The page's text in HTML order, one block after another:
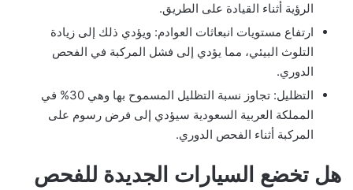
الرؤية أثناء القيادة على الطريق.
ارتفاع مستويات انبعاثات العوادم: ويؤدي ذلك إلى زيادة
التلوث البيئي، مما يؤدي إلى فشل المركبة في الفحص
الدوري.
التظليل: تجاوز نسبة التظليل المسموح بها وهي 30% في
المملكة العربية السعودية سيؤدي إلى فرض رسوم على
المركبة أثناء الفحص الدوري.
هل تخضع السيارات الجديدة للفحص